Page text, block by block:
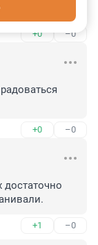
+0 –0
+0 –0
+1 –0